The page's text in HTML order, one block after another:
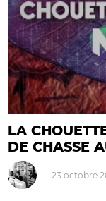
LA
DE CHASSE
23 octobre